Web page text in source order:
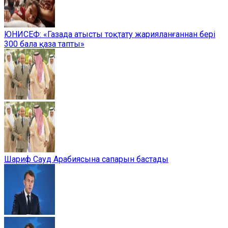
ЮНИСЕФ: «Газада атысты тоқтату жарияланғаннан бері
300 бала қаза тапты»
Шариф Сауд Арабиясына сапарын бастады